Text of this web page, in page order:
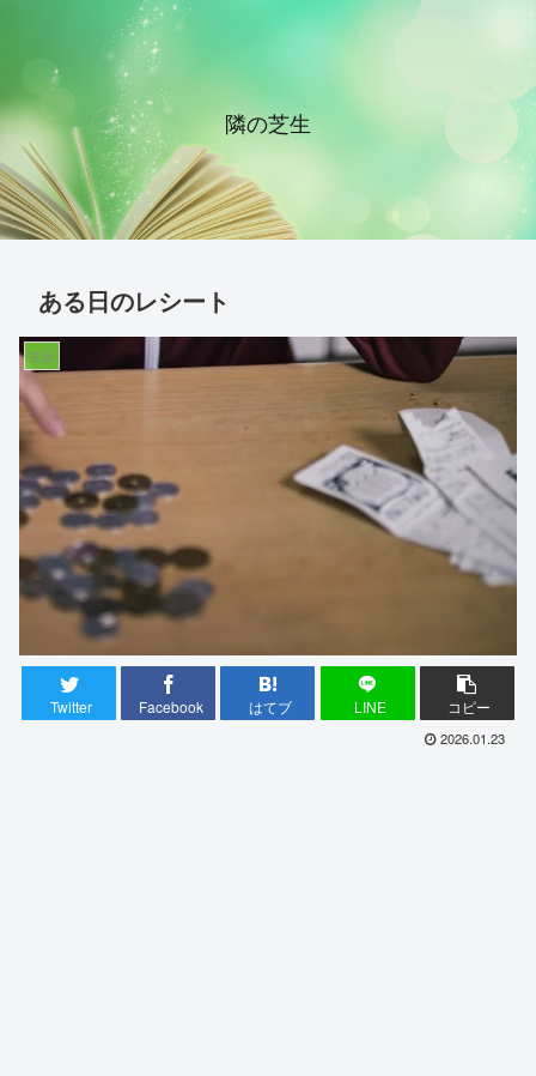
隣の芝生
ある日のレシート
生活
Twitter Facebook はてブ LINE コピー
2026.01.23